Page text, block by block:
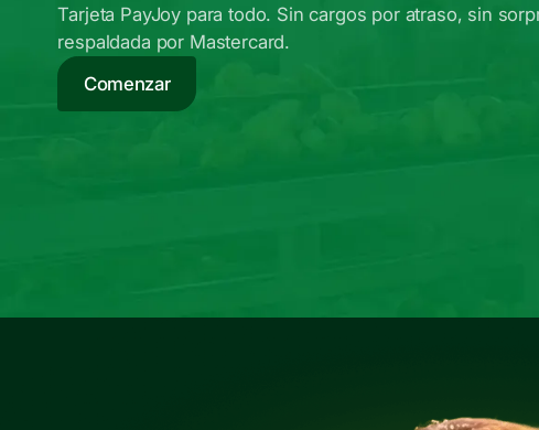
Tarjeta PayJoy para todo. Sin cargos por atraso, sin
respaldada por Mastercard.
Comenzar